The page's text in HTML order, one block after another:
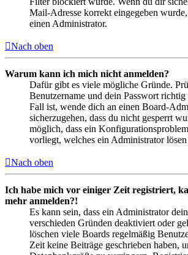
Mail-Adresse korrekt eingegeben
einen Administrator.
Nach oben
Warum kann ich mich nicht anmelden?
Dafür gibt es viele mögliche Gründe.
Benutzername und dein Passwort
Fall ist, wende dich an einen Board-
sicherzugehen, dass du nicht gesperrt
möglich, dass ein
vorliegt, welches ein Administrator lösen
Nach oben
Ich habe mich vor einiger Zeit registriert,
mehr anmelden?!
Es kann sein, dass ein Administrator
verschieden Gründen deaktiviert oder
löschen viele Boards regelmäßig
Zeit keine Beiträge geschrieben haben,